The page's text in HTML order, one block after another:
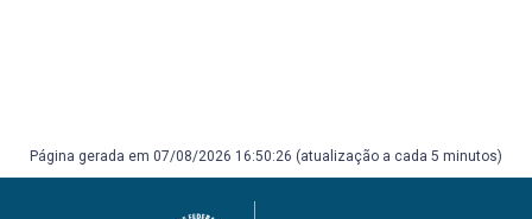
Página gerada em 07/08/2026 16:50:26 (atualização a cada 5 minutos)